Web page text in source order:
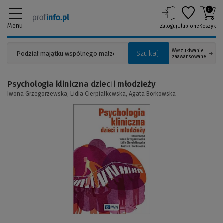
Menu
Szukaj
Wyszukiwanie
zaawansowane
ZalogujUlubione
0
Koszyk
Psychologia kliniczna dzieci i młodzieży
Iwona Grzegorzewska, Lidia Cierpiałkowska, Agata Borkowska